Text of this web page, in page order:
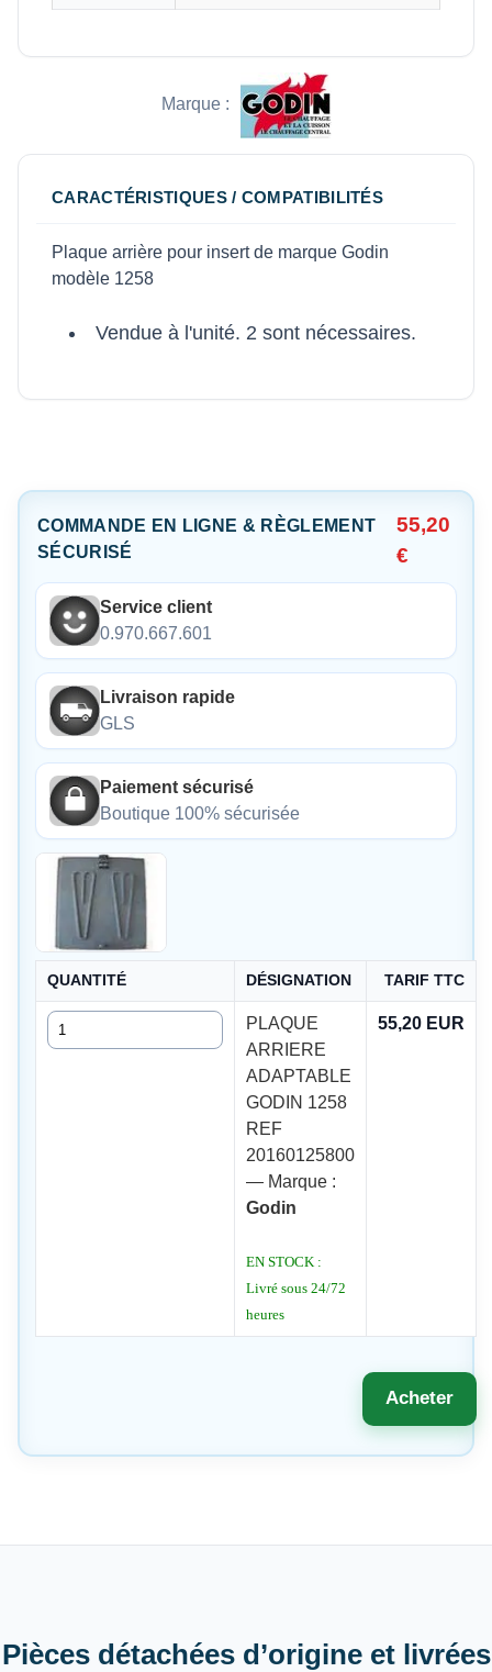
Marque :
CARACTÉRISTIQUES / COMPATIBILITÉS
Plaque arrière pour insert de marque Godin
modèle 1258
Vendue à l'unité. 2 sont nécessaires.
COMMANDE EN LIGNE & RÈGLEMENT
SÉCURISÉ
55,20
€
Service client
0.970.667.601
Livraison rapide
GLS
Paiement sécurisé
Boutique 100% sécurisée
QUANTITÉ DÉSIGNATION TARIF TTC
Quantité
PLAQUE
ARRIERE
ADAPTABLE
GODIN 1258
REF
20160125800
— Marque :
Godin
EN STOCK :
Livré sous 24/72
heures
55,20 EUR
Acheter
Pièces détachées d’origine et livrées